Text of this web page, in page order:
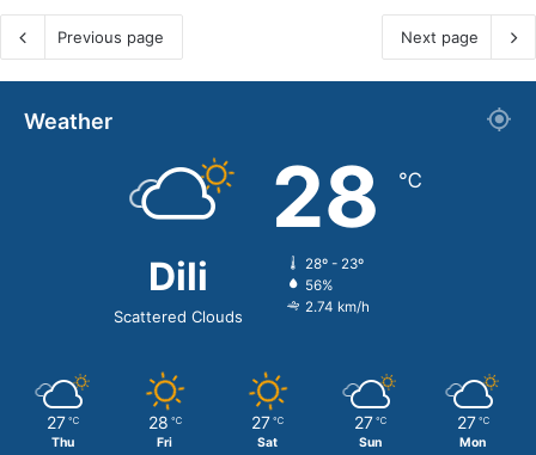
Previous page Next page
Weather
Dili
Scattered Clouds
28 ℃
28º - 23º
56%
2.74 km/h
27 ℃
Thu
28 ℃
Fri
27 ℃
Sat
27 ℃
Sun
27 ℃
Mon